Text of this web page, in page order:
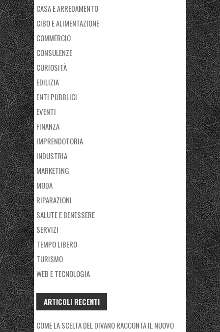
CASA E ARREDAMENTO
CIBO E ALIMENTAZIONE
COMMERCIO
CONSULENZE
CURIOSITÀ
EDILIZIA
ENTI PUBBLICI
EVENTI
FINANZA
IMPRENDOTORIA
INDUSTRIA
MARKETING
MODA
RIPARAZIONI
SALUTE E BENESSERE
SERVIZI
TEMPO LIBERO
TURISMO
WEB E TECNOLOGIA
ARTICOLI RECENTI
COME LA SCELTA DEL DIVANO RACCONTA IL NUOVO